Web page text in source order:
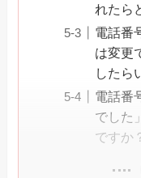
れたら
電話番
は変更
したら
電話番
でした
ですか